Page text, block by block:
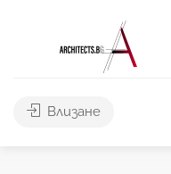
Влизане